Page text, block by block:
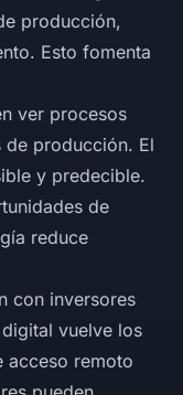
producción,
Esto fomenta
ver procesos
de producción. El
y predecible.
de
reduce
con inversores
vuelve los
acceso remoto